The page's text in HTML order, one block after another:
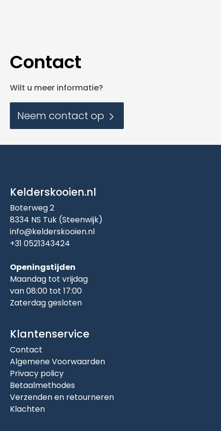
Contact
Wilt u meer informatie?
Neem contact op
Kelderskooien.nl
Boterweg 2
8334 NS Tuk (Steenwijk)
info@kelderskooien.nl
+31 0521343424
Openingstijden
Maandag tot vrijdag
van 08:00 tot 17:00
Zaterdag gesloten
Klantenservice
Contact
Algemene Voorwaarden
Privacy policy
Betaalmethodes
Verzenden en retourneren
Klachten